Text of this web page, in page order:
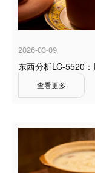
2026-03-09
东西分析LC-5520
查看更多